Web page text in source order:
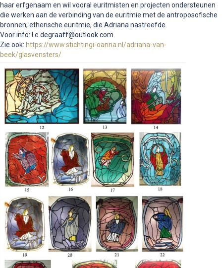
haar erfgenaam en wil vooral euritmisten en projecten ondersteunen
die werken aan de verbinding van de euritmie met de antroposofische
bronnen; etherische euritmie, die Adriana nastreefde.
Voor info: l.e.degraaff@outlook.com
Zie ook: https://www.stichtingi-oanna.nl/adriana-van-
beek/glasvensters/